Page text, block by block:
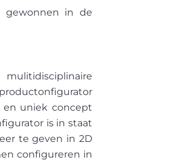
in de
uniek concept
is in staat
te geven in 2D
configureren in